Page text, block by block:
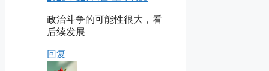
政治斗争的可能性很大，看
后续发展
回复